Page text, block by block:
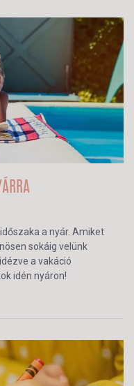
a nyár. Amiket
sokáig velünk
a vakáció
idén nyáron!